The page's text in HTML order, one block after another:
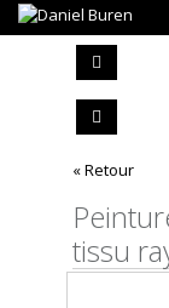
« Retour
tissu